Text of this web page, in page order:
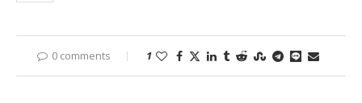
0 comments 1